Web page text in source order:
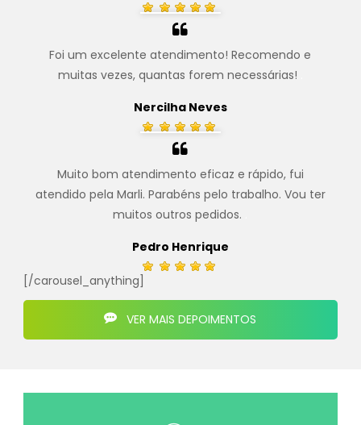
Foi um excelente atendimento! Recomendo e
muitas vezes, quantas forem necessárias!
Nercilha Neves
Muito bom atendimento eficaz e rápido, fui
atendido pela Marli. Parabéns pelo trabalho. Vou ter
muitos outros pedidos.
Pedro Henrique
[/carousel_anything]
VER MAIS DEPOIMENTOS